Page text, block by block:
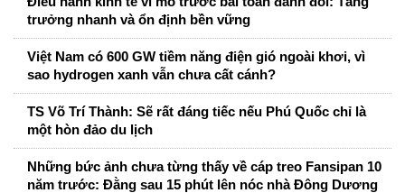
trưởng nhanh và ổn định bền vững
Việt Nam có 600 GW tiềm năng điện gió ngoài khơi, vì
sao hydrogen xanh vẫn chưa cất cánh?
TS Võ Trí Thành: Sẽ rất đáng tiếc nếu Phú Quốc chỉ là
một hòn đảo du lịch
Những bức ảnh chưa từng thấy về cáp treo Fansipan 10
năm trước: Đằng sau 15 phút lên nóc nhà Đông Dương